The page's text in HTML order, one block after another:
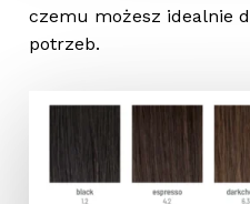
czemu możesz idealnie
potrzeb.